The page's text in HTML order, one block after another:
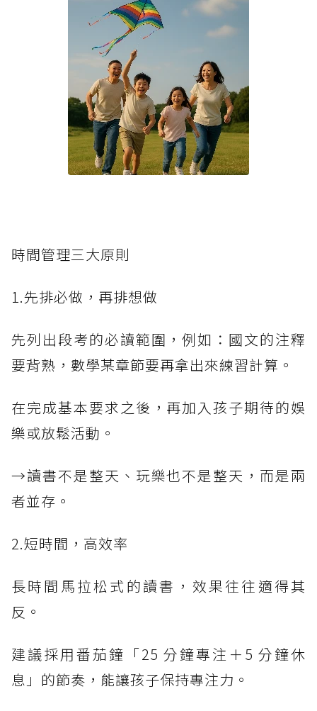
時間管理三大原則
1.先排必做，再排想做
先列出段考的必讀範圍，例如：國文的注釋
要背熟，數學某章節要再拿出來練習計算。
在完成基本要求之後，再加入孩子期待的娛
樂或放鬆活動。
→讀書不是整天、玩樂也不是整天，而是兩
者並存。
2.短時間，高效率
長時間馬拉松式的讀書，效果往往適得其
反。
建議採用番茄鐘「25 分鐘專注＋5 分鐘休
息」的節奏，能讓孩子保持專注力。